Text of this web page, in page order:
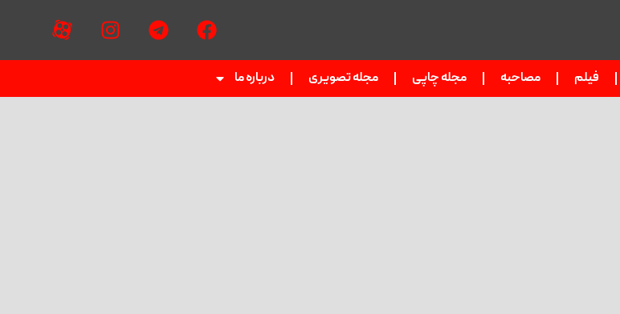
فیلم مصاحبه مجله چاپی مجله تصویری درباره ما